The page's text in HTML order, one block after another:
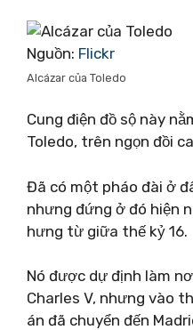
Nguồn: Flickr
Alcázar của Toledo
Cung điện đồ sộ này
Toledo, trên ngọn đồi
Đã có một pháo đài ở
nhưng đứng ở đó hiện
hưng từ giữa thế kỷ 16.
Nó được dự định làm
Charles V, nhưng vào
án đã chuyển đến